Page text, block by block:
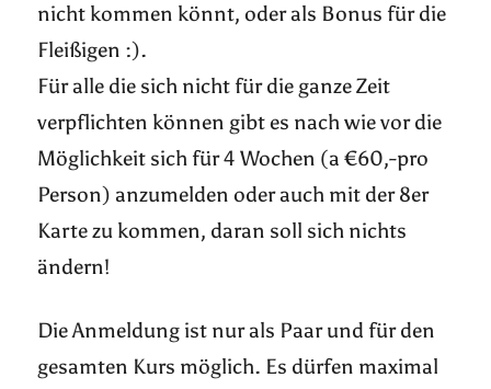
nicht kommen könnt, oder als Bonus für die
Fleißigen :).
Für alle die sich nicht für die ganze Zeit
verpflichten können gibt es nach wie vor die
Möglichkeit sich für 4 Wochen (a €60,-pro
Person) anzumelden oder auch mit der 8er
Karte zu kommen, daran soll sich nichts
ändern!
Die Anmeldung ist nur als Paar und für den
gesamten Kurs möglich. Es dürfen maximal